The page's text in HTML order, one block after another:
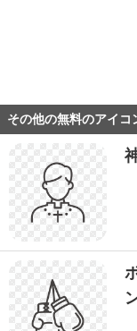
その他の無料のアイコ